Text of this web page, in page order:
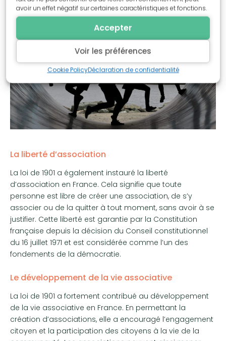
avoir un effet négatif sur certaines caractéristiques et fonctions.
Accepter
Voir les préférences
Cookie PolicyDéclaration de confidentialité
La liberté d’association
La loi de 1901 a également instauré la liberté
d’association en France. Cela signifie que toute
personne est libre de créer une association, de s’y
associer ou de la quitter à tout moment, sans avoir à se
justifier. Cette liberté est garantie par la Constitution
française depuis la décision du Conseil constitutionnel
du 16 juillet 1971 et est considérée comme l’un des
fondements de la démocratie.
Le développement de la vie associative
La loi de 1901 a fortement contribué au développement
de la vie associative en France. En permettant la
création d’associations, elle a encouragé l’engagement
citoyen et la participation des citoyens à la vie de la